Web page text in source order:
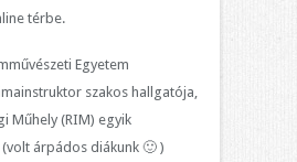
térbe.
Egyetem
szakos hallgatója,
Műhely (RIM) egyik
árpádos diákunk 🙂 )